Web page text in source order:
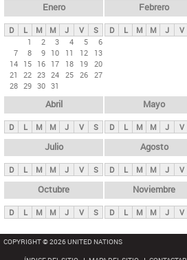
ds
p
n
i
p
a
l
s
Enero
D L M M J V
S
1
2 3 4 5
6
7
8 9 10 11 12
13
14 15 16 17 18 19 20
21
22 23 24 25 26 27
28 29 30 31
Febrero
D L M M J V
Abril
D L M M J V S
Mayo
D L M M J V
Julio
D L M M J V S
Agosto
D L M M J V
Octubre
D L M M J V S
Noviembre
D L M M J V
COPYRIGHT © 2026 UNITED NATIONS